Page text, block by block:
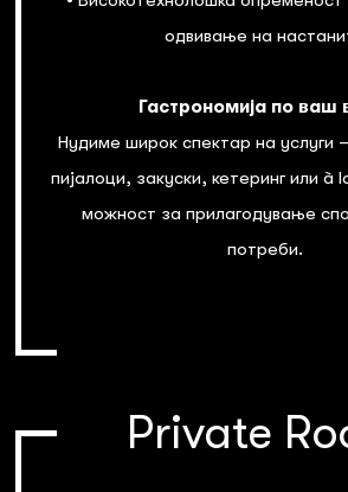
одвивање на
Гастрономија по ваш
Нудиме широк спектар на услуги
пијалоци, закуски, кетеринг или
можност за прилагодување
потреби.
Private